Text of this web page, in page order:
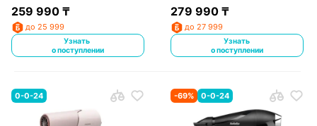
259 990₸
до 25 999
Узнать
о поступлении
279 990 ₸
до 27 999
Узнать
о поступлении
0-0-24 -69% 0-0-24